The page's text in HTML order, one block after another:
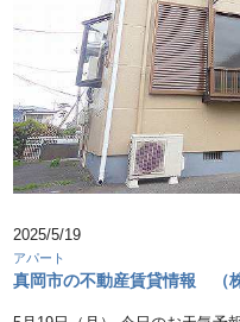
2025/5/19
アパート
真岡市の不動産賃貸情報 （